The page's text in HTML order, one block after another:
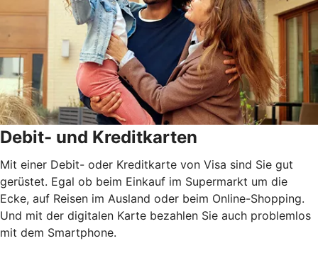
Debit- und Kreditkarten
Mit einer Debit- oder Kreditkarte von Visa sind Sie gut
gerüstet. Egal ob beim Einkauf im Supermarkt um die
Ecke, auf Reisen im Ausland oder beim Online-Shopping.
Und mit der digitalen Karte bezahlen Sie auch problemlos
mit dem Smartphone.